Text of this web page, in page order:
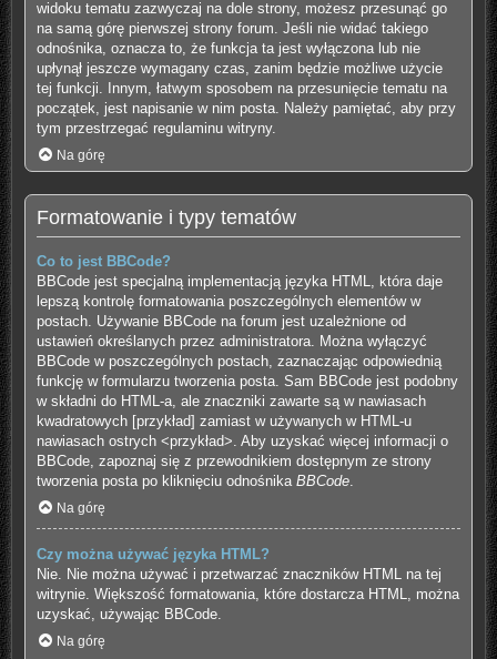
widoku tematu zazwyczaj na dole strony, możesz przesunąć go
na samą górę pierwszej strony forum. Jeśli nie widać takiego
odnośnika, oznacza to, że funkcja ta jest wyłączona lub nie
upłynął jeszcze wymagany czas, zanim będzie możliwe użycie
tej funkcji. Innym, łatwym sposobem na przesunięcie tematu na
początek, jest napisanie w nim posta. Należy pamiętać, aby przy
tym przestrzegać regulaminu witryny.
Na górę
Formatowanie i typy tematów
Co to jest BBCode?
BBCode jest specjalną implementacją języka HTML, która daje
lepszą kontrolę formatowania poszczególnych elementów w
postach. Używanie BBCode na forum jest uzależnione od
ustawień określanych przez administratora. Można wyłączyć
BBCode w poszczególnych postach, zaznaczając odpowiednią
funkcję w formularzu tworzenia posta. Sam BBCode jest podobny
w składni do HTML-a, ale znaczniki zawarte są w nawiasach
kwadratowych [przykład] zamiast w używanych w HTML-u
nawiasach ostrych <przykład>. Aby uzyskać więcej informacji o
BBCode, zapoznaj się z przewodnikiem dostępnym ze strony
tworzenia posta po kliknięciu odnośnika BBCode.
Na górę
Czy można używać języka HTML?
Nie. Nie można używać i przetwarzać znaczników HTML na tej
witrynie. Większość formatowania, które dostarcza HTML, można
uzyskać, używając BBCode.
Na górę